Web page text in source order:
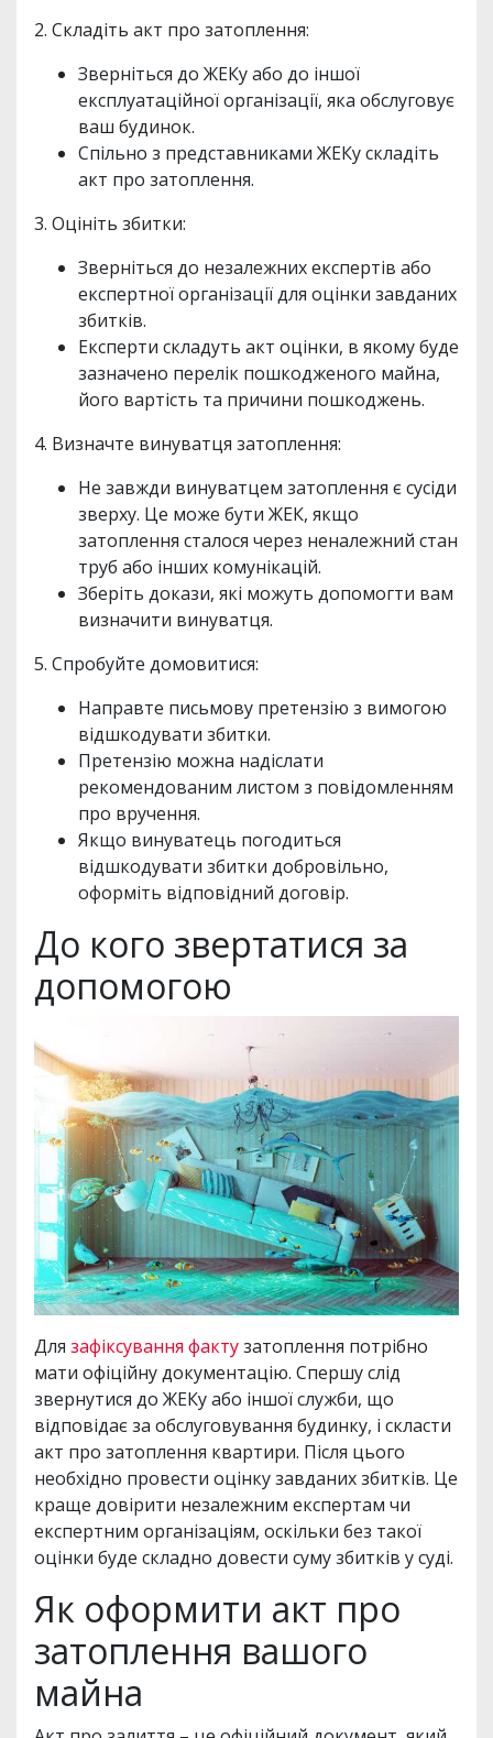
2. Складіть акт про затоплення:
Зверніться до ЖЕКу або до іншої
експлуатаційної організації, яка обслуговує
ваш будинок.
Спільно з представниками ЖЕКу складіть
акт про затоплення.
3. Оцініть збитки:
Зверніться до незалежних експертів або
експертної організації для оцінки завданих
збитків.
Експерти складуть акт оцінки, в якому буде
зазначено перелік пошкодженого майна,
його вартість та причини пошкоджень.
4. Визначте винуватця затоплення:
Не завжди винуватцем затоплення є сусіди
зверху. Це може бути ЖЕК, якщо
затоплення сталося через неналежний стан
труб або інших комунікацій.
Зберіть докази, які можуть допомогти вам
визначити винуватця.
5. Спробуйте домовитися:
Направте письмову претензію з вимогою
відшкодувати збитки.
Претензію можна надіслати
рекомендованим листом з повідомленням
про вручення.
Якщо винуватець погодиться
відшкодувати збитки добровільно,
оформіть відповідний договір.
До кого звертатися за
допомогою
Для зафіксування фактузатоплення потрібно
мати офіційну документацію. Спершу слід
звернутися до ЖЕКу або іншої служби, що
відповідає за обслуговування будинку, і скласти
акт про затоплення квартири. Після цього
необхідно провести оцінку завданих збитків. Це
краще довірити незалежним експертам чи
експертним організаціям, оскільки без такої
оцінки буде складно довести суму збитків у суді.
Як оформити акт про
затоплення вашого
майна